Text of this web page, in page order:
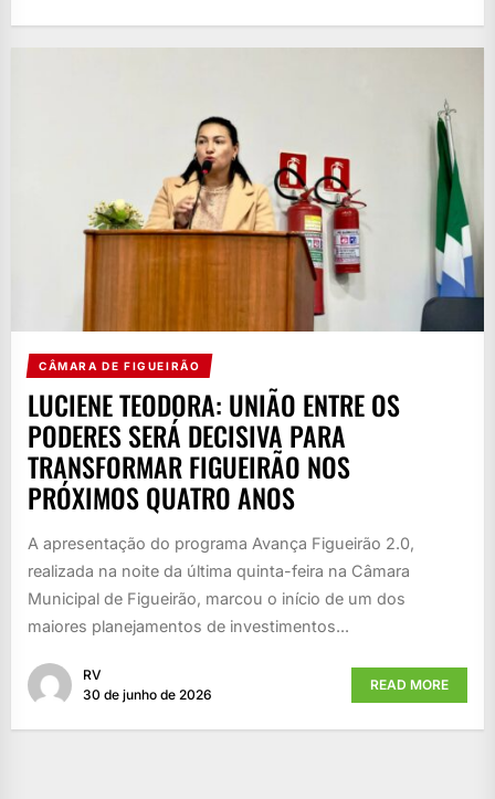
CÂMARA DE FIGUEIRÃO
LUCIENE TEODORA: UNIÃO ENTRE OS
PODERES SERÁ DECISIVA PARA
TRANSFORMAR FIGUEIRÃO NOS
PRÓXIMOS QUATRO ANOS
A apresentação do programa Avança Figueirão 2.0,
realizada na noite da última quinta-feira na Câmara
Municipal de Figueirão, marcou o início de um dos
maiores planejamentos de investimentos...
RV
30 de junho de 2026
READ MORE